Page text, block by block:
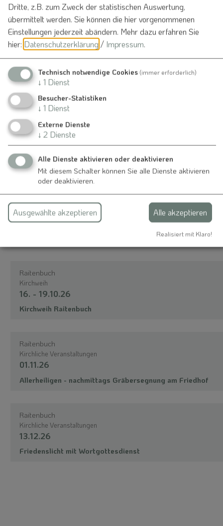
Auch an diesem Ort
Raitenbuch
Kirchliche Veranstaltungen
15.08.26
Mariä Himmelfahrt-Gottesdienst
Raitenbuch
Kirchliche Veranstaltungen
04.10.26
Erntedankgottesdienst Aktion Minibrot
Raitenbuch
Kirchliche Veranstaltungen
10.10.26
Raitenbuch
Kirchweih
16. - 19.10.26
Kirchweih Raitenbuch
Raitenbuch
Kirchliche Veranstaltungen
01.11.26
Allerheiligen - nachmittags Gräbersegnung am Friedhof
Raitenbuch
Kirchliche Veranstaltungen
13.12.26
Friedenslicht mit Wortgottesdienst
Dritte, z.B. zum Zweck der statistischen Auswertung,
übermittelt werden. Sie können die hier vorgenommenen
Einstellungen jederzeit abändern. Mehr dazu erfahren Sie
hier: Datenschutzerklärung/ Impressum.
Technisch notwendige Cookies (immer erforderlich)
↓ 1 Dienst
Besucher-Statistiken
↓ 1 Dienst
Externe Dienste
↓ 2 Dienste
Alle Dienste aktivieren oder deaktivieren
Mit diesem Schalter können Sie alle Dienste aktivieren
oder deaktivieren.
Ausgewählte akzeptieren Alle akzeptieren
Realisiert mit Klaro!